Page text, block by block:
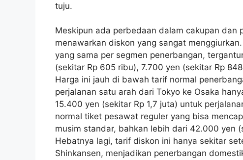
tuju.
Meskipun ada perbedaan dalam cakupan dan
menawarkan diskon yang sangat
yang sama per segmen penerbangan,
(sekitar Rp 605 ribu), 7.700 yen (sekitar Rp
Harga ini jauh di bawah tarif normal
perjalanan satu arah dari Tokyo ke Osaka
15.400 yen (sekitar Rp 1,7 juta) untuk
normal tiket pesawat reguler yang bisa
musim standar, bahkan lebih dari 42.000 yen
Hebatnya lagi, tarif diskon ini hanya sekitar
Shinkansen, menjadikan penerbangan